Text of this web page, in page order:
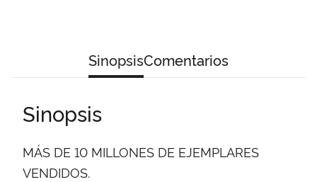
SinopsisComentarios
Sinopsis
MÁS DE 10 MILLONES DE EJEMPLARES
VENDIDOS.